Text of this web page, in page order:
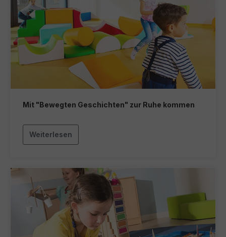
Mit "Bewegten Geschichten" zur Ruhe kommen
Weiterlesen